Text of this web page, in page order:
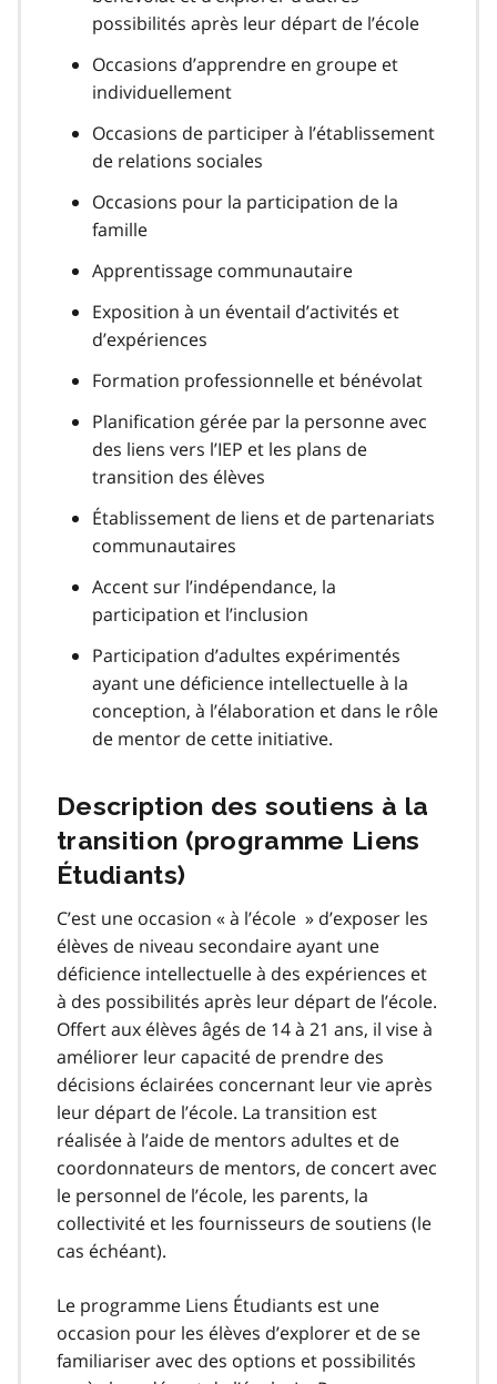
possibilités après leur départ de l’école
Occasions d’apprendre en groupe et
individuellement
Occasions de participer à l’établissement
de relations sociales
Occasions pour la participation de la
famille
Apprentissage communautaire
Exposition à un éventail d’activités et
d’expériences
Formation professionnelle et bénévolat
Planification gérée par la personne avec
des liens vers l’IEP et les plans de
transition des élèves
Établissement de liens et de partenariats
communautaires
Accent sur l’indépendance, la
participation et l’inclusion
Participation d’adultes expérimentés
ayant une déficience intellectuelle à la
conception, à l’élaboration et dans le rôle
de mentor de cette initiative.
Description des soutiens à la
transition (programme Liens
Étudiants)
C’est une occasion « à l’école » d’exposer les
élèves de niveau secondaire ayant une
déficience intellectuelle à des expériences et
à des possibilités après leur départ de l’école.
Offert aux élèves âgés de 14 à 21 ans, il vise à
améliorer leur capacité de prendre des
décisions éclairées concernant leur vie après
leur départ de l’école. La transition est
réalisée à l’aide de mentors adultes et de
coordonnateurs de mentors, de concert avec
le personnel de l’école, les parents, la
collectivité et les fournisseurs de soutiens (le
cas échéant).
Le programme Liens Étudiants est une
occasion pour les élèves d’explorer et de se
familiariser avec des options et possibilités